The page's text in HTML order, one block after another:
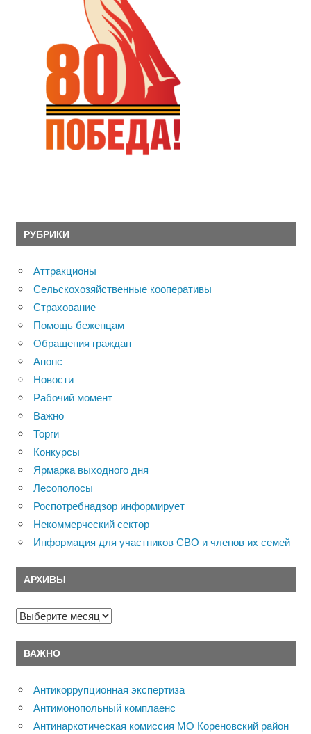
РУБРИКИ
Аттракционы
Сельскохозяйственные кооперативы
Страхование
Помощь беженцам
Обращения граждан
Анонс
Новости
Рабочий момент
Важно
Торги
Конкурсы
Ярмарка выходного дня
Лесополосы
Роспотребнадзор информирует
Некоммерческий сектор
Информация для участников СВО и членов их семей
АРХИВЫ
Архивы
ВАЖНО
Антикоррупционная экспертиза
Антимонопольный комплаенс
Антинаркотическая комиссия МО Кореновский район